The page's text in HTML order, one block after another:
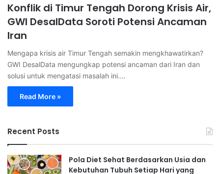
Konflik di Timur Tengah Dorong Krisis Air,
GWI DesalData Soroti Potensi Ancaman
Iran
Mengapa krisis air Timur Tengah semakin mengkhawatirkan?
GWI DesalData mengungkap potensi ancaman dari Iran dan
solusi untuk mengatasi masalah ini.…
Read More »
Recent Posts
Pola Diet Sehat Berdasarkan Usia dan
Kebutuhan Tubuh Setiap Hari yang